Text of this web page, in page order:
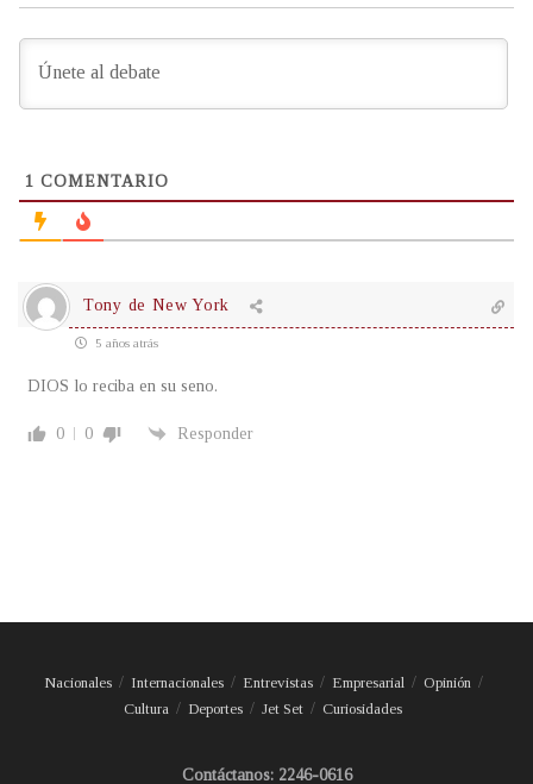
1 COMENTARIO
Tony de New York
5 años atrás
DIOS lo reciba en su seno.
0 0 Responder
Nacionales Internacionales Entrevistas Empresarial
Opinión
Cultura
Deportes Jet Set Curiosidades
Contáctanos: 2246-0616